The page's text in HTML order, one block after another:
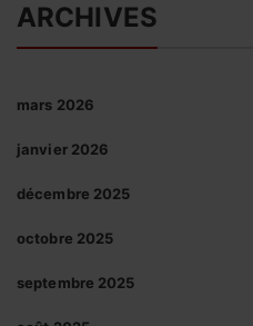
ARCHIVES
mars 2026
janvier 2026
décembre 2025
octobre 2025
septembre 2025